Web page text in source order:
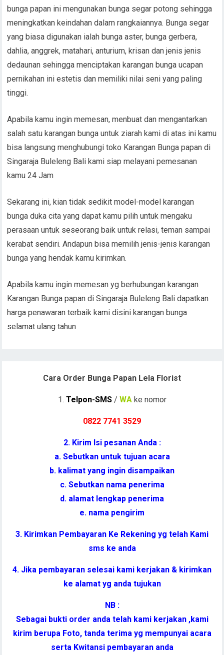
bunga papan ini mengunakan bunga segar potong sehingga
meningkatkan keindahan dalam rangkaiannya. Bunga segar
yang biasa digunakan ialah bunga aster, bunga gerbera,
dahlia, anggrek, matahari, anturium, krisan dan jenis jenis
dedaunan sehingga menciptakan karangan bunga ucapan
pernikahan ini estetis dan memiliki nilai seni yang paling
tinggi.
Apabila kamu ingin memesan, menbuat dan mengantarkan
salah satu karangan bunga untuk ziarah kami di atas ini kamu
bisa langsung menghubungi toko Karangan Bunga papan di
Singaraja Buleleng Bali kami siap melayani pemesanan
kamu 24 Jam
Sekarang ini, kian tidak sedikit model-model karangan
bunga duka cita yang dapat kamu pilih untuk mengaku
perasaan untuk seseorang baik untuk relasi, teman sampai
kerabat sendiri. Andapun bisa memilih jenis-jenis karangan
bunga yang hendak kamu kirimkan.
Apabila kamu ingin memesan yg berhubungan karangan
Karangan Bunga papan di Singaraja Buleleng Bali dapatkan
harga penawaran terbaik kami disini karangan bunga
selamat ulang tahun
Cara Order Bunga Papan Lela Florist
1. Telpon-SMS/ WAke nomor
0822 7741 3529
2. Kirim Isi pesanan Anda :
a. Sebutkan untuk tujuan acara
b. kalimat yang ingin disampaikan
c. Sebutkan nama penerima
d. alamat lengkap penerima
e. nama pengirim
3. Kirimkan Pembayaran Ke Rekening yg telah Kami
sms ke anda
4. Jika pembayaran selesai kami kerjakan & kirimkan
ke alamat yg anda tujukan
NB :
Sebagai bukti order anda telah kami kerjakan ,kami
kirim berupa Foto, tanda terima yg mempunyai acara
serta Kwitansi pembayaran anda